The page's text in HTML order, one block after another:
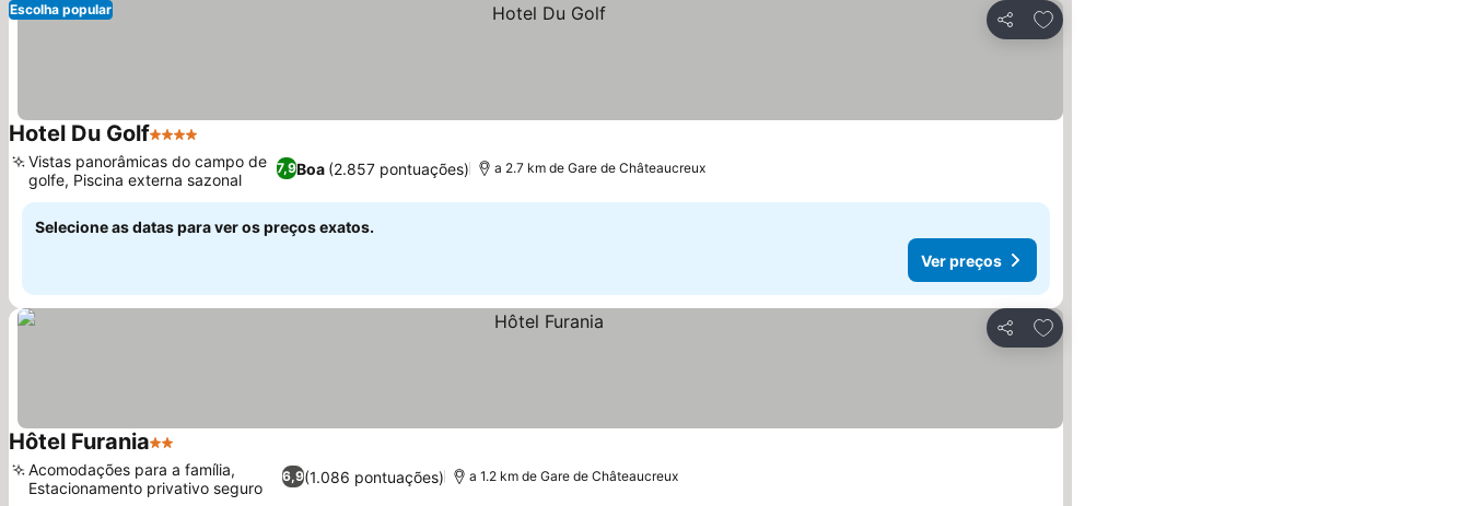
Partilhar
Adicionar aos favoritos
Escolha popular
Hotel Du Golf4 Estrelas
7,9Boa (2.857 pontuações)
Vistas panorâmicas do campo de
golfe, Piscina externa sazonal
a 2.7 km de Gare de Châteaucreux
Selecione as datas para ver os preços exatos.
Ver preços
Partilhar
Adicionar aos favoritos
Hôtel Furania2 Estrelas
6,9(1.086 pontuações)
Acomodações para a família,
Estacionamento privativo seguro
a 1.2 km de Gare de Châteaucreux